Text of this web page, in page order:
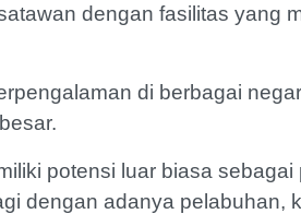
dengan fasilitas yang
di berbagai
potensi luar biasa sebagai
dengan adanya pelabuhan,